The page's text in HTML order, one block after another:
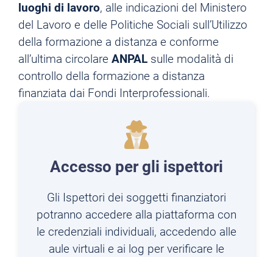
luoghi di lavoro, alle indicazioni del Ministero
del Lavoro e delle Politiche Sociali sull’Utilizzo
della formazione a distanza e conforme
all’ultima circolare ANPAL sulle modalità di
controllo della formazione a distanza
finanziata dai Fondi Interprofessionali.
Accesso per gli ispettori
Gli Ispettori dei soggetti finanziatori
potranno accedere alla piattaforma con
le credenziali individuali, accedendo alle
aule virtuali e ai log per verificare le